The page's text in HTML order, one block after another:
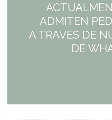
ADMITEN
A TRAVES DE
DE